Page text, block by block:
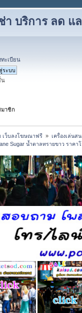
า บริการ ลด
ทะเบียน
น
าชิก
เว็บลงโฆษณาฟรี » เครื่องเล่นส
Sugar น้ำตาลทรายขาว ราคาโ